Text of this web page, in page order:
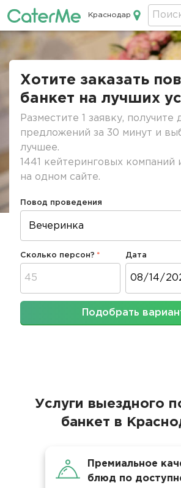
Кейтеринг в
Краснодар
Строка
Хотите заказать
банкет на лучших
Разместите 1 заявку, получите
предложений за 30 минут и
лучшее.
1441 кейтеринговых компаний
на одном сайте.
Повод проведения
Сколько персон? Дата
Подобрать
Услуги выездного
банкет в
Премиальное
блюд по